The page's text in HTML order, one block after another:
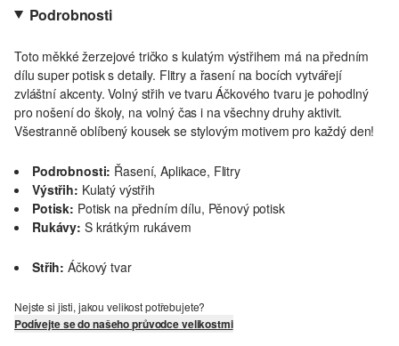
Podrobnosti
Toto měkké žerzejové tričko s kulatým výstřihem má na předním
dílu super potisk s detaily. Flitry a řasení na bocích vytvářejí
zvláštní akcenty. Volný střih ve tvaru Áčkového tvaru je pohodlný
pro nošení do školy, na volný čas i na všechny druhy aktivit.
Všestranně oblíbený kousek se stylovým motivem pro každý den!
Podrobnosti: Řasení, Aplikace, Flitry
Výstřih: Kulatý výstřih
Potisk: Potisk na předním dílu, Pěnový potisk
Rukávy: S krátkým rukávem
Střih: Áčkový tvar
Nejste si jisti, jakou velikost potřebujete?
Podívejte se do našeho průvodce velikostmi